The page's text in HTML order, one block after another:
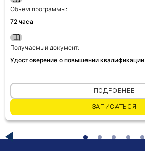
Обьем программы:
72 часа
Получаемый документ:
Удостоверение о повышении квалификации
ПОДРОБНЕЕ
ЗАПИСАТЬСЯ